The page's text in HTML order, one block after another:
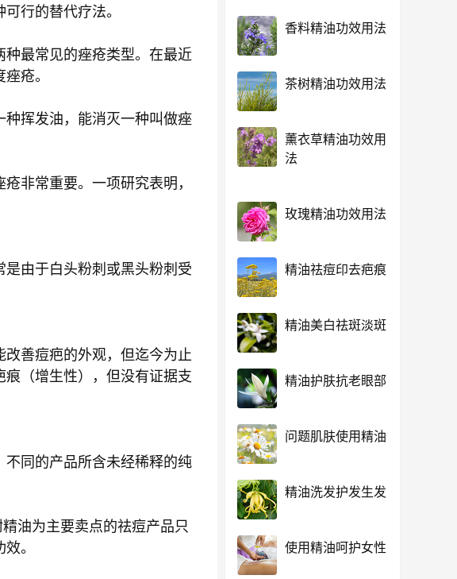
行的替代疗法。
最常见的痤疮类型。在最近
疮。
挥发油，能消灭一种叫做痤
非常重要。一项研究表明，
由于白头粉刺或黑头粉刺受
善痘疤的外观，但迄今为止
（增生性），但没有证据支
同的产品所含未经稀释的纯
油为主要卖点的祛痘产品只
。
香料精油功效用法
茶树精油功效用法
薰衣草精油功效用
法
玫瑰精油功效用法
精油祛痘印去疤痕
精油美白祛斑淡斑
精油护肤抗老眼部
问题肌肤使用精油
精油洗发护发生发
使用精油呵护女性